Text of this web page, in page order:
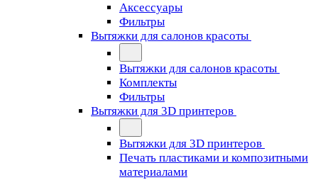
Аксессуары
Фильтры
Вытяжки для салонов красоты
Вытяжки для салонов красоты
Комплекты
Фильтры
Вытяжки для 3D принтеров
Вытяжки для 3D принтеров
Печать пластиками и композитными
материалами